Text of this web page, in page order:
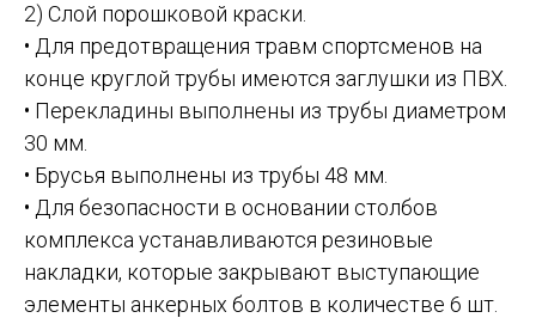
2) Слой порошковой краски.
• Для предотвращения травм спортсменов на
конце круглой трубы имеются заглушки из ПВХ.
• Перекладины выполнены из трубы диаметром
30 мм.
• Брусья выполнены из трубы 48 мм.
• Для безопасности в основании столбов
комплекса устанавливаются резиновые
накладки, которые закрывают выступающие
элементы анкерных болтов в количестве 6 шт.